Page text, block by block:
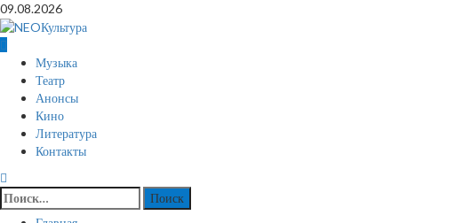
Перейти
к
содержимому
09.08.2026
Основное
меню
Музыка
Театр
Анонсы
Кино
Литература
Контакты
Найти: